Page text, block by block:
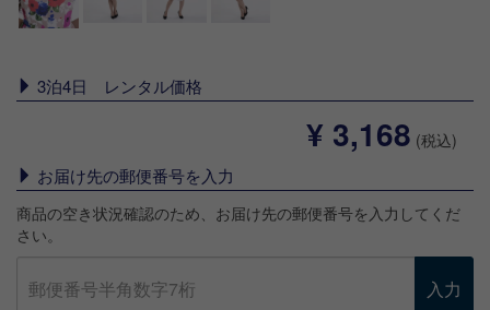
3泊4日 レンタル価格
¥ 3,168 (税込)
お届け先の郵便番号を入力
商品の空き状況確認のため、お届け先の郵便番号を入力してくだ
さい。
入力